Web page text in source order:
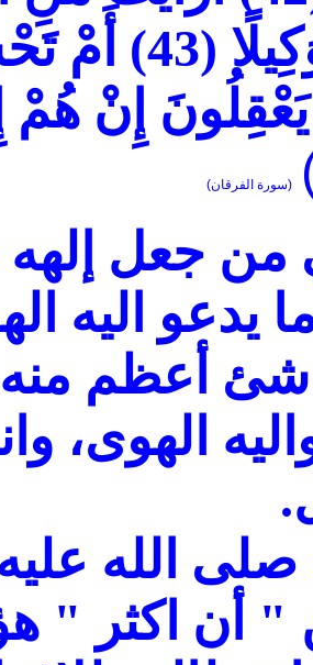
(43)
أَمْ
إِنْ هُمْ
(سورة الفرقان)
من جعل إلهه
يدعو اليه
شئ أعظم
الهوى،
صلى الله
أن اكثر "